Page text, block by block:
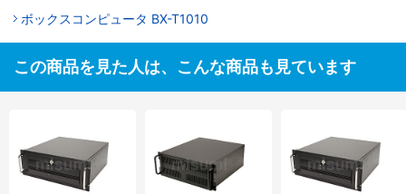
ボックスコンピュータ BX-T1010
この商品を見た人は、こんな商品も見ています